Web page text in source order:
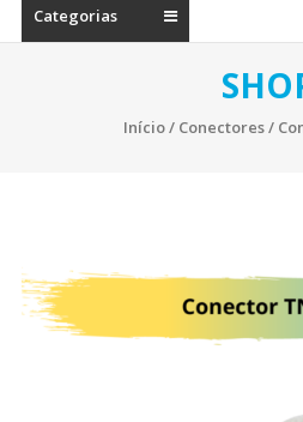
Categorias
Início/ Conectores/